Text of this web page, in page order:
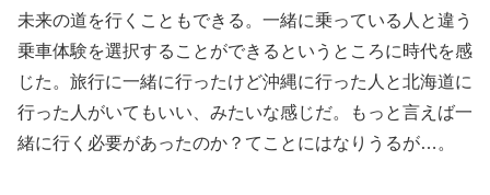
未来の道を行くこともできる。一緒に乗っている人と違う
乗車体験を選択することができるというところに時代を感
じた。旅行に一緒に行ったけど沖縄に行った人と北海道に
行った人がいてもいい、みたいな感じだ。もっと言えば一
緒に行く必要があったのか？てことにはなりうるが…。